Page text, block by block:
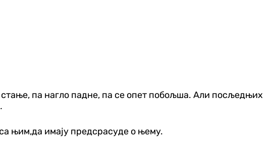
стање, па нагло падне, па се опет побољша. Али посљедњих
њим,да имају предсрасуде о њему.